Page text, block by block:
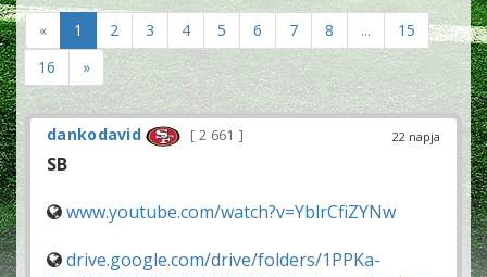
« 1 2 3 4 5 6 7 8 ...
15
16
»
22 napja
dankodavid 2 661
SB
www.youtube.com/watch?v=YblrCfiZYNw
drive.google.com/drive/folders/1PPKa-